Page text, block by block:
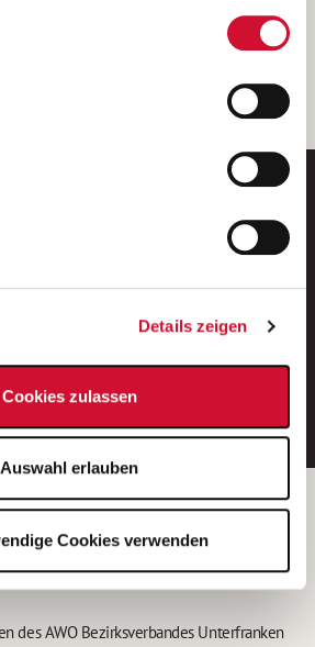
zulassen“ klicken, so stimmen
sämtlicher Cookies zu. Sie können
jederzeit widerrufen,
Einstellungen aufrufen und diese
Details zeigen
Cookies zulassen
Auswahl erlauben
Cookies verwenden
der
entnehmen.
Mail-Adresse eintragen
GmbH
des AWO Bezirksverbandes Unterfranken